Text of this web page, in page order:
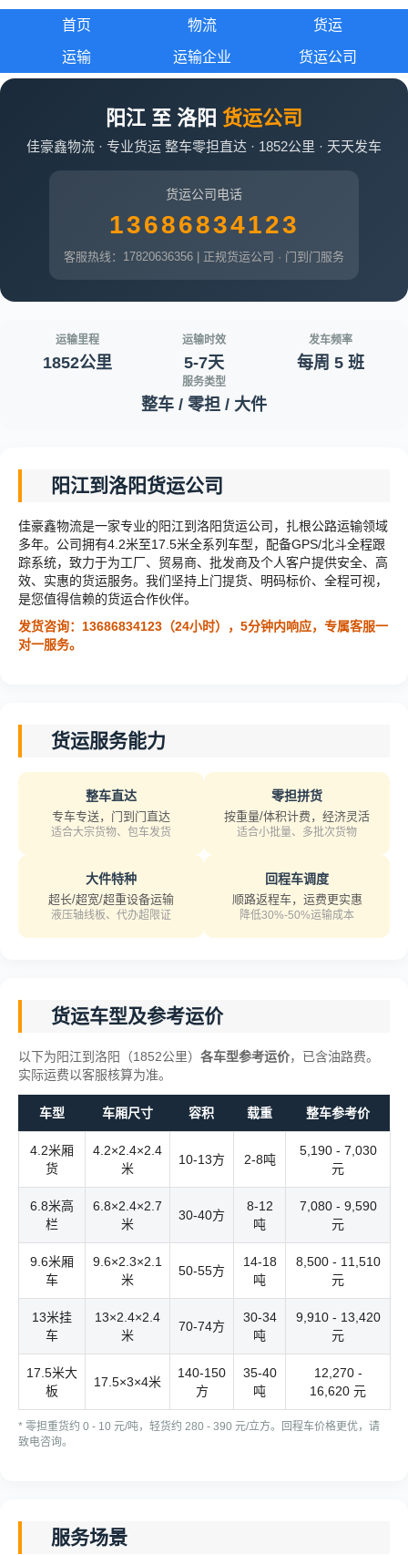
首页 物流 货运
运输 运输企业 货运公司
阳江 至 洛阳 货运公司
佳豪鑫物流 · 专业货运 整车零担直达 · 1852公里 · 天天发车
货运公司电话
13686834123
客服热线：17820636356 | 正规货运公司 · 门到门服务
运输里程
1852公里
运输时效
5-7天
发车频率
每周 5 班
服务类型
整车 / 零担 / 大件
阳江到洛阳货运公司
佳豪鑫物流是一家专业的阳江到洛阳货运公司，扎根公路运输领域
多年。公司拥有4.2米至17.5米全系列车型，配备GPS/北斗全程跟
踪系统，致力于为工厂、贸易商、批发商及个人客户提供安全、高
效、实惠的货运服务。我们坚持上门提货、明码标价、全程可视，
是您值得信赖的货运合作伙伴。
发货咨询：13686834123（24小时），5分钟内响应，专属客服一
对一服务。
货运服务能力
整车直达
专车专送，门到门直达
适合大宗货物、包车发货
零担拼货
按重量/体积计费，经济灵活
适合小批量、多批次货物
大件特种
超长/超宽/超重设备运输
液压轴线板、代办超限证
回程车调度
顺路返程车，运费更实惠
降低30%-50%运输成本
货运车型及参考运价
以下为阳江到洛阳（1852公里） 各车型参考运价，已含油路费。
实际运费以客服核算为准。
车型 车厢尺寸 容积 载重 整车参考价
4.2米厢
货
4.2×2.4×2.4
米
10-13方 2-8吨
5,190 - 7,030
元
6.8米高
栏
6.8×2.4×2.7
米
30-40方
8-12
吨
7,080 - 9,590
元
9.6米厢
车
9.6×2.3×2.1
米
50-55方
14-18
吨
8,500 - 11,510
元
13米挂
车
13×2.4×2.4
米
70-74方
30-34
吨
9,910 - 13,420
元
17.5米大
板
17.5×3×4米
140-150
方
35-40
吨
12,270 -
16,620 元
* 零担重货约 0 - 10 元/吨，轻货约 280 - 390 元/立方。回程车价格更优，请
致电咨询。
服务场景